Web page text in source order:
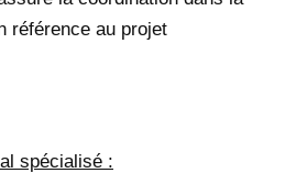
référence au projet
spécialisé :